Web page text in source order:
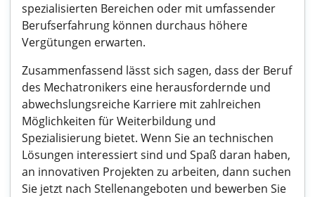
spezialisierten Bereichen oder mit umfassender
Berufserfahrung können durchaus höhere
Vergütungen erwarten.
Zusammenfassend lässt sich sagen, dass der Beruf
des Mechatronikers eine herausfordernde und
abwechslungsreiche Karriere mit zahlreichen
Möglichkeiten für Weiterbildung und
Spezialisierung bietet. Wenn Sie an technischen
Lösungen interessiert sind und Spaß daran haben,
an innovativen Projekten zu arbeiten, dann suchen
Sie jetzt nach Stellenangeboten und bewerben Sie